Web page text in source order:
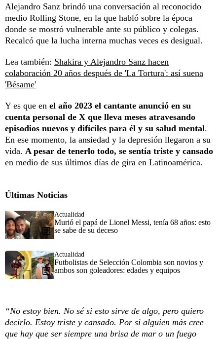
Alejandro Sanz brindó una conversación al reconocido
medio Rolling Stone, en la que habló sobre la época
donde se mostró vulnerable ante su público y colegas.
Recalcó que la lucha interna muchas veces es desigual.
Lea también: Shakira y Alejandro Sanz hacen
colaboración 20 años después de 'La Tortura': así suena
'Bésame'
Y es que en el año 2023 el cantante anunció en su
cuenta personal de X que lleva meses atravesando
episodios nuevos y difíciles para él y su salud mental.
En ese momento, la ansiedad y la depresión llegaron a su
vida. A pesar de tenerlo todo, se sentía triste y cansado
en medio de sus últimos días de gira en Latinoamérica.
Últimas Noticias
Actualidad
Murió el papá de Lionel Messi, tenía 68 años: esto
se sabe de su deceso
Actualidad
Futbolistas de Selección Colombia son novios y
ambos son goleadores: edades y equipos
“No estoy bien. No sé si esto sirve de algo, pero quiero
decirlo. Estoy triste y cansado. Por si alguien más cree
que hay que ser siempre una brisa de mar o un fuego